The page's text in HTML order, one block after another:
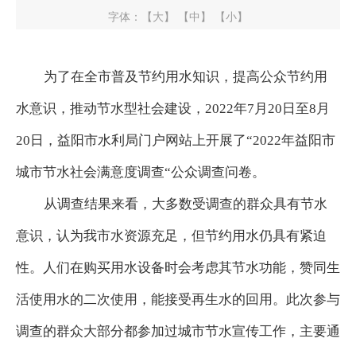
字体：
【大】 【中】 【小】
为了在全市普及节约用水知识，提高公众节约用
水意识，推动节水型社会建设， 2022年7月20日至8月
20日，益阳市水利局门户网站上开展了“2022年益阳市
城市节水社会满意度调查“公众调查问卷。
从调查结果来看，大多数受调查的群众具有节水
意识，认为我市水资源充足，但节约用水仍具有紧迫
性。人们在购买用水设备时会考虑其节水功能，赞同生
活使用水的二次使用，能接受再生水的回用。此次参与
调查的群众大部分都参加过城市节水宣传工作，主要通